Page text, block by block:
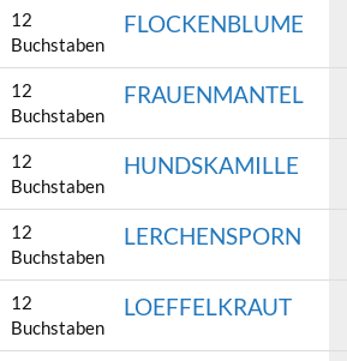
12
Buchstaben
FLOCKENBLUME
12
Buchstaben
FRAUENMANTEL
12
Buchstaben
HUNDSKAMILLE
12
Buchstaben
LERCHENSPORN
12
Buchstaben
LOEFFELKRAUT